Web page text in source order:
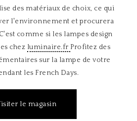
des matériaux de choix, ce qui
l'environnement et procurera
comme si les lampes design
chez luminaire.fr Profitez des
sur la lampe de votre
les French Days.
le magasin